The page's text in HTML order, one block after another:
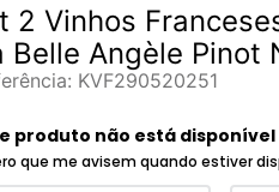
2 Vinhos
Belle Angèle Pinot
: KVF290520251
produto não está
que me avisem quando estiver